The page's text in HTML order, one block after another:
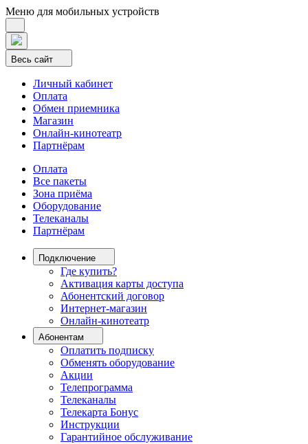
Меню для мобильных устройств
Весь сайт
Личный кабинет
Оплата
Обмен приемника
Магазин
Онлайн-кинотеатр
Партнёрам
Оплата
Все пакеты
Зона приёма
Оборудование
Телеканалы
Партнёрам
Подключение
Где купить?
Активация карты доступа
Абонентский договор
Интернет-магазин
Онлайн-кинотеатр
Абонентам
Оплатить подписку
Обменять оборудование
Акции
Телепрограмма
Телеканалы
Телекарта Бонус
Инструкции
Гарантийное обслуживание